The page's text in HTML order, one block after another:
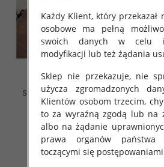
Spodnie dziewczęce Roz 128-
164, 1 kolor Paczka 7 szt
32.00 zł
szczegóły
Każdy Klient, który przekazał
osobowe ma pełną
swoich danych w celu
modyfikacji lub też żądania
Sklep nie przekazuje, nie
użycza zgromadzonych
Klientów osobom trzecim,
to za wyraźną zgodą lub na
albo na żądanie
prawa organów
toczącymi się